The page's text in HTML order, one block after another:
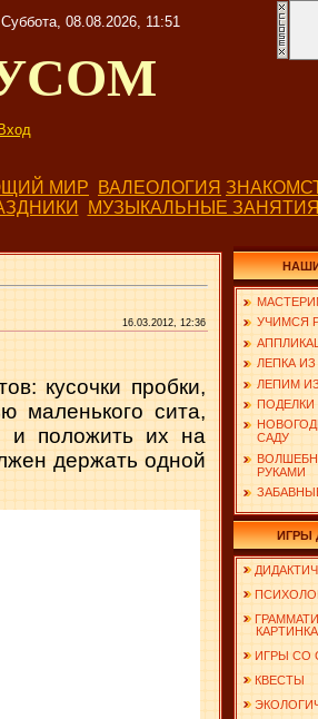
Суббота, 08.08.2026, 11:51
Вход
МИР ВАЛЕОЛОГИЯ
МУЗЫКАЛЬНЫЕ ЗАНЯТИЯ
16.03.2012, 12:36
кусочки пробки,
маленького сита,
и положить их на
держать одной
УЧИМСЯ
ЛЕПКА
ЛЕПИМ
ПОДЕЛКИ
САДУ
РУКАМИ
ИГРЫ
ИГРЫ СО
КВЕСТЫ